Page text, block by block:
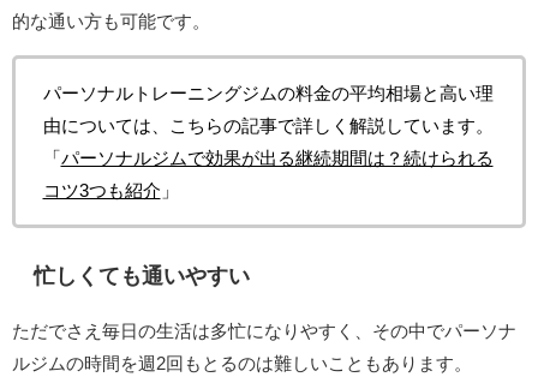
的な通い方も可能です。
パーソナルトレーニングジムの料金の平均相場と高い理
由については、こちらの記事で詳しく解説しています。
「 パーソナルジムで効果が出る継続期間は？続けられる
コツ3つも紹介 」
忙しくても通いやすい
ただでさえ毎日の生活は多忙になりやすく、その中でパーソナ
ルジムの時間を週2回もとるのは難しいこともあります。